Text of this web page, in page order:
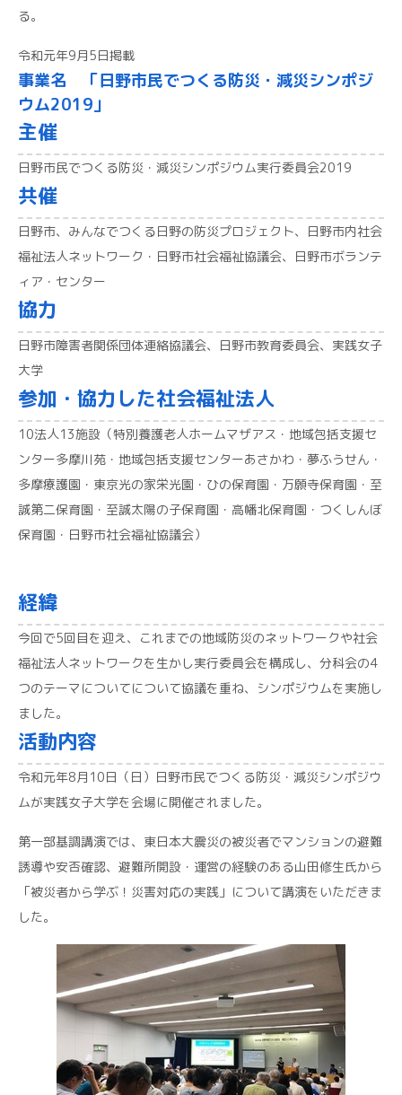
る。
令和元年9月5日掲載
事業名 「日野市民でつくる防災・減災シンポジ
ウム2019」
主催
日野市民でつくる防災・減災シンポジウム実行委員会2019
共催
日野市、みんなでつくる日野の防災プロジェクト、日野市内社会
福祉法人ネットワーク・日野市社会福祉協議会、日野市ボランテ
ィア・センター
協力
日野市障害者関係団体連絡協議会、日野市教育委員会、実践女子
大学
参加・協力した社会福祉法人
10法人13施設（特別養護老人ホームマザアス・地域包括支援セ
ンター多摩川苑・地域包括支援センターあさかわ・夢ふうせん・
多摩療護園・東京光の家栄光園・ひの保育園・万願寺保育園・至
誠第二保育園・至誠太陽の子保育園・高幡北保育園・つくしんぼ
保育園・日野市社会福祉協議会）
経緯
今回で5回目を迎え、これまでの地域防災のネットワークや社会
福祉法人ネットワークを生かし実行委員会を構成し、分科会の4
つのテーマについてについて協議を重ね、シンポジウムを実施し
ました。
活動内容
令和元年8月10日（日）日野市民でつくる防災・減災シンポジウ
ムが実践女子大学を会場に開催されました。
第一部基調講演では、東日本大震災の被災者でマンションの避難
誘導や安否確認、避難所開設・運営の経験のある山田修生氏から
「被災者から学ぶ！災害対応の実践」について講演をいただきま
した。